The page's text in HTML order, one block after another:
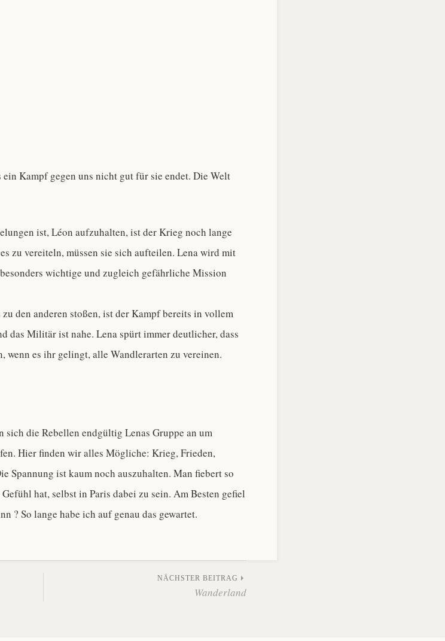
Kampf gegen uns nicht gut für sie endet. Die Welt
ist, Léon aufzuhalten, ist der Krieg noch lange
zu vereiteln, müssen sie sich aufteilen. Lena wird mit
wichtige und zugleich gefährliche Mission
den anderen stoßen, ist der Kampf bereits in vollem
das Militär ist nahe. Lena spürt immer deutlicher, dass
wenn es ihr gelingt, alle Wandlerarten zu vereinen.
sich die Rebellen endgültig Lenas Gruppe an um
Hier finden wir alles Mögliche: Krieg, Frieden,
Spannung ist kaum noch auszuhalten. Man fiebert so
hat, selbst in Paris dabei zu sein. Am Besten gefiel
? So lange habe ich auf genau das gewartet.
NÄCHSTER BEITRAG
Wanderland